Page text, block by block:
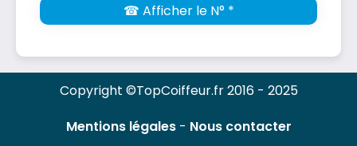
☎ Afficher le N° *
Copyright ©TopCoiffeur.fr 2016 - 2025
Mentions légales- Nous contacter